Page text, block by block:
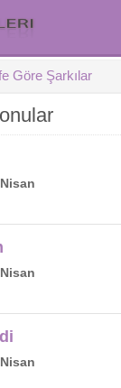
Göre Şarkılar